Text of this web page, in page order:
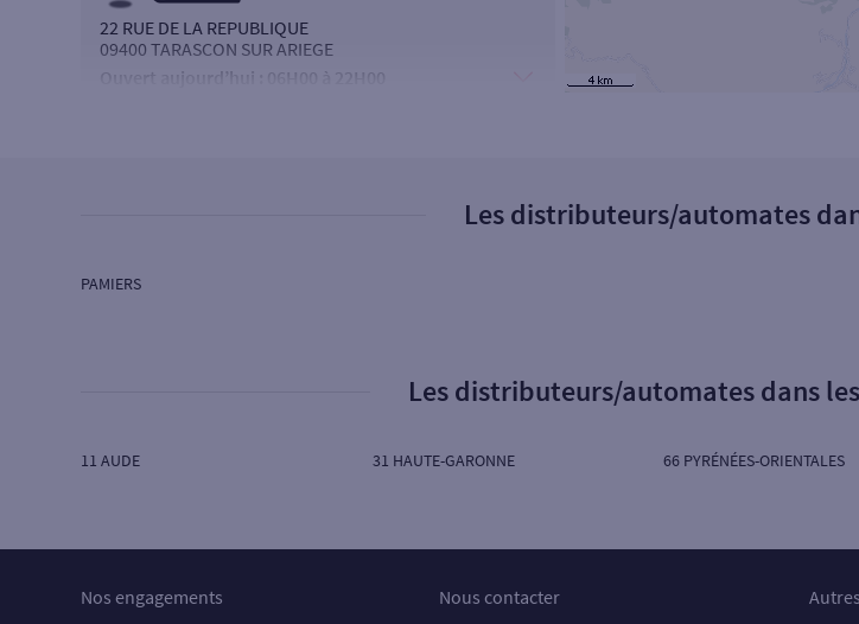
22 RUE DE LA REPUBLIQUE
09400 TARASCON SUR ARIEGE
Ouvert aujourd’hui :
06H00 à 22H00
Ouvert aujourd’hui :
09H00 à 12H30 - 14H00 à
6 Cash Services
Les distributeurs/automates
PAMIERS
Les distributeurs/automates dans
11 AUDE 31 HAUTE-GARONNE 66 PYRÉNÉES-ORIENTALES
Nos engagements Nous contacter